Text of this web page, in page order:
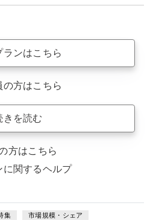
ランはこちら
の方はこちら
きを読む
方はこちら
に関するヘルプ
集 市場規模・シェア